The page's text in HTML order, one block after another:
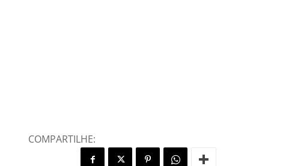
COMPARTILHE: